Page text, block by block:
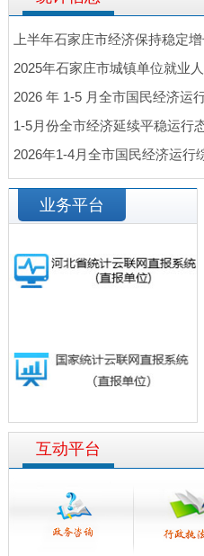
上半年石家庄市经济保持稳定
2025年石家庄市城镇单位就业
2026 年 1-5 月全市国民经济运
1-5月份全市经济延续平稳运行
2026年1-4月全市国民经济运行
业务平台
互动平台